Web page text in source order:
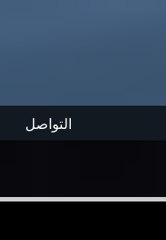
التواصل